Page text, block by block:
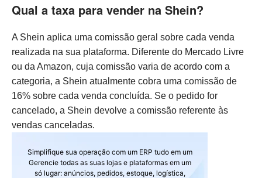
Qual a taxa para vender na Shein?
A Shein aplica uma comissão geral sobre cada venda
realizada na sua plataforma. Diferente do Mercado Livre
ou da Amazon, cuja comissão varia de acordo com a
categoria, a Shein atualmente cobra uma comissão de
16% sobre cada venda concluída. Se o pedido for
cancelado, a Shein devolve a comissão referente às
vendas canceladas.
Simplifique sua operação com um ERP tudo em um
Gerencie todas as suas lojas e plataformas em um
só lugar: anúncios, pedidos, estoque, logística,